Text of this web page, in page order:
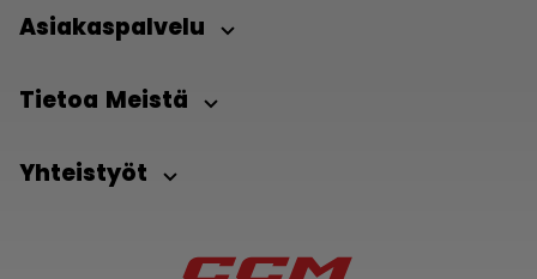
Asiakaspalvelu
Tietoa Meistä
Yhteistyöt